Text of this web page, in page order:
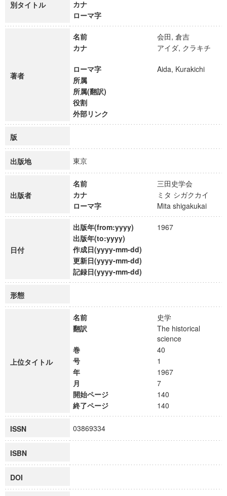
別タイトル
カナ
ローマ字
著者
名前
会田, 倉吉
カナ
アイダ, クラキチ
ローマ字
Aida, Kurakichi
所属
所属(翻訳)
役割
外部リンク
版
出版地 東京
出版者
名前
三田史学会
カナ
ミタ シガクカイ
ローマ字
Mita shigakukai
日付
出版年(from:yyyy)
1967
出版年(to:yyyy)
作成日(yyyy-mm-dd)
更新日(yyyy-mm-dd)
記録日(yyyy-mm-dd)
形態
上位タイトル
名前
史学
翻訳
The historical
science
巻
40
号
1
年
1967
月
7
開始ページ
140
終了ページ
140
ISSN 03869334
ISBN
DOI